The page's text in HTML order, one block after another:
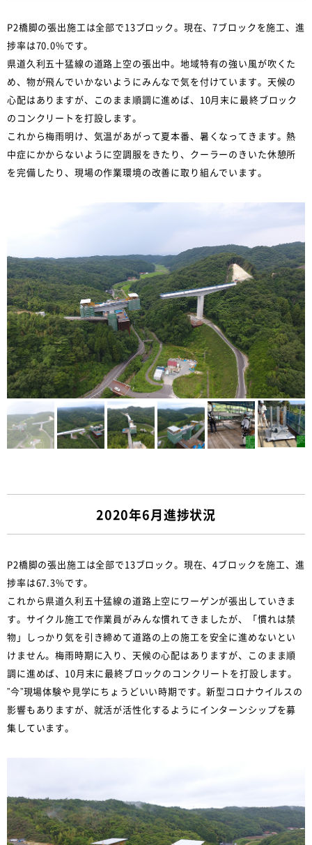
P2橋脚の張出施工は全部で13ブロック。現在、7ブロックを施工、進
捗率は70.0%です。
県道久利五十猛線の道路上空の張出中。地域特有の強い風が吹くた
め、物が飛んでいかないようにみんなで気を付けています。天候の
心配はありますが、このまま順調に進めば、10月末に最終ブロック
のコンクリートを打設します。
これから梅雨明け、気温があがって夏本番、暑くなってきます。熱
中症にかからないように空調服をきたり、クーラーのきいた休憩所
を完備したり、現場の作業環境の改善に取り組んでいます。
2020年6月進捗状況
P2橋脚の張出施工は全部で13ブロック。現在、4ブロックを施工、進
捗率は67.3%です。
これから県道久利五十猛線の道路上空にワーゲンが張出していきま
す。サイクル施工で作業員がみんな慣れてきましたが、「慣れは禁
物」しっかり気を引き締めて道路の上の施工を安全に進めないとい
けません。梅雨時期に入り、天候の心配はありますが、このまま順
調に進めば、10月末に最終ブロックのコンクリートを打設します。
”今”現場体験や見学にちょうどいい時期です。新型コロナウイルスの
影響もありますが、就活が活性化するようにインターンシップを募
集しています。